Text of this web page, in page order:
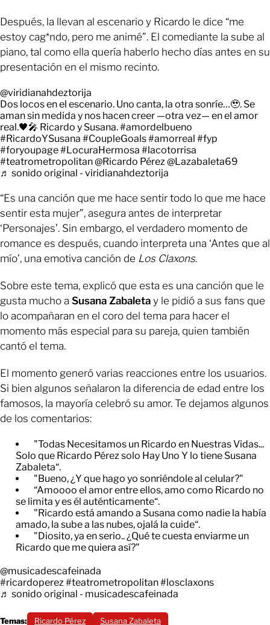
Después, la llevan al escenario y Ricardo le dice “me
estoy cag*ndo, pero me animé”. El comediante la sube al
piano, tal como ella quería haberlo hecho días antes en su
presentación en el mismo recinto.
@viridianahdeztorija
Dos locos en el escenario. Uno canta, la otra sonríe…🥹. Se
aman sin medida y nos hacen creer —otra vez— en el amor
real.🖤🎤 Ricardo y Susana.#amordelbueno
#RicardoYSusana #CoupleGoals#amorreal #fyp
#foryoupage#LocuraHermosa #lacotorrisa
#teatrometropolitan@Ricardo Pérez @Lazabaleta69
♬ sonido original - viridianahdeztorija
“Es una canción que me hace sentir todo lo que me hace
sentir esta mujer”, asegura antes de interpretar
‘Personajes’. Sin embargo, el verdadero momento de
romance es después, cuando interpreta una ‘Antes que al
mío’, una emotiva canción de Los Claxons.
Sobre este tema, explicó que esta es una canción que le
gusta mucho a Susana Zabaleta y le pidió a sus fans que
lo acompañaran en el coro del tema para hacer el
momento más especial para su pareja, quien también
cantó el tema.
El momento generó varias reacciones entre los usuarios.
Si bien algunos señalaron la diferencia de edad entre los
famosos, la mayoría celebró su amor. Te dejamos algunos
de los comentarios:
"Todas Necesitamos un Ricardo en Nuestras Vidas...
Solo que Ricardo Pérez solo Hay Uno Y lo tiene Susana
Zabaleta“.
"Bueno, ¿Y que hago yo sonriéndole al celular?"
“Amoooo el amor entre ellos, amo como Ricardo no
se limita y es él auténticamente“.
"Ricardo está amando a Susana como nadie la había
amado, la sube a las nubes, ojalá la cuide“.
"Diosito, ya en serio.. ¿Qué te cuesta enviarme un
Ricardo que me quiera así?"
@musicadescafeinada
#ricardoperez#teatrometropolitan#losclaxons
♬ sonido original - musicadescafeinada
Temas: Ricardo Pérez Susana Zabaleta